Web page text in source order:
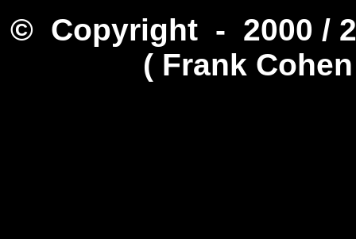
© Copyright - 2000 /
( Frank